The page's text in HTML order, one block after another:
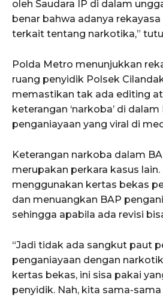
oleh Saudara IP di dalam
benar bahwa adanya
terkait tentang narkotika,”
Polda Metro menunjukkan
ruang penyidik Polsek
memastikan tak ada editing
keterangan ‘narkoba’ di dalam
penganiayaan yang viral di
Keterangan narkoba dalam
merupakan perkara kasus
menggunakan kertas bekas
dan menuangkan BAP
sehingga apabila ada revisi
“Jadi tidak ada sangkut paut
penganiayaan dengan
kertas bekas, ini sisa pakai
penyidik. Nah, kita sama-